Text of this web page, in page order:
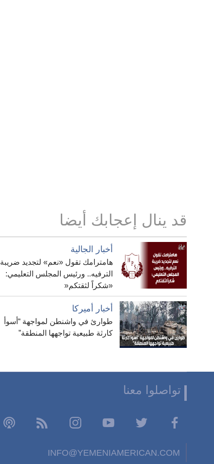
قد ينال إعجابك أيضا
أخبار الجالية
هامترامك تقول «نعم» لتجديد ضريبة
الترفيه.. ورئيس المجلس التعليمي:
«شكراً لثقتكم«
أخبار أميركا
طوارئ في واشنطن لمواجهة “أسوأ
كارثة طبيعية تواجهها المنطقة”
تواصلوا معنا
INFO@YEMENIAMERICAN.COM